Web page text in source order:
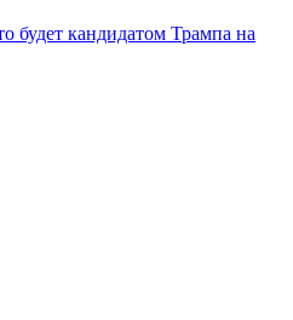
будет кандидатом Трампа на